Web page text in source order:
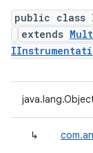
public class
extends
↳